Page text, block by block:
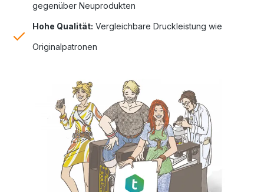
gegenüber Neuprodukten
Hohe Qualität: Vergleichbare Druckleistung wie
Originalpatronen